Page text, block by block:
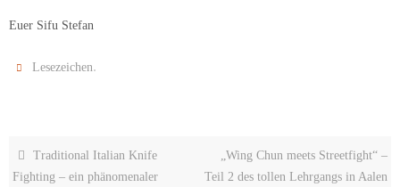
Euer Sifu Stefan
Lesezeichen.
Traditional Italian Knife
Fighting – ein phänomenaler
„Wing Chun meets Streetfight“ –
Teil 2 des tollen Lehrgangs in Aalen